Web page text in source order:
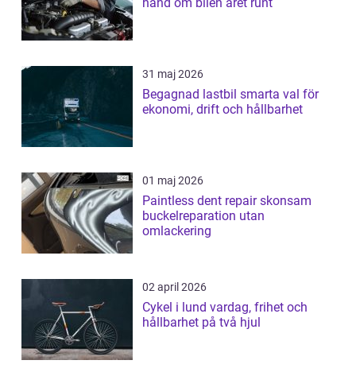
31 maj 2026
Begagnad lastbil smarta val för
ekonomi, drift och hållbarhet
01 maj 2026
Paintless dent repair skonsam
buckelreparation utan
omlackering
02 april 2026
Cykel i lund vardag, frihet och
hållbarhet på två hjul